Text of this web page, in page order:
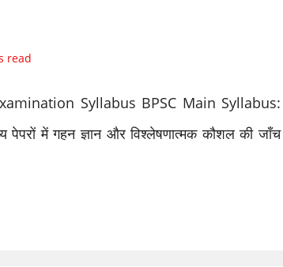
read
Syllabus BPSC Main Syllabus:
पेपरों में गहन ज्ञान और विश्लेषणात्मक कौशल की जाँच